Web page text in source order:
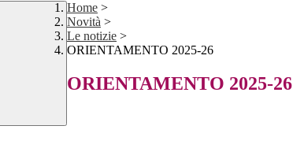
Home >
Novità >
Le notizie >
ORIENTAMENTO 2025-26
ORIENTAMENTO 2025-26